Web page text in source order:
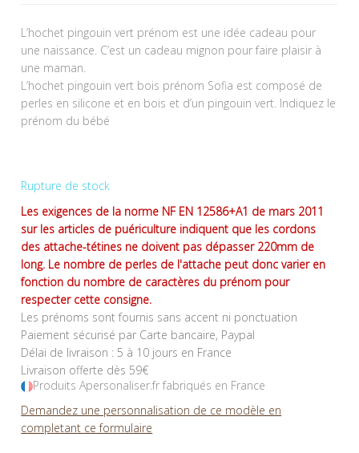
L’hochet pingouin vert prénom est une idée cadeau pour
une naissance. C’est un cadeau mignon pour faire plaisir à
une maman.
L’hochet pingouin vert bois prénom Sofia est composé de
perles en silicone et en bois et d’un pingouin vert. Indiquez le
prénom du bébé
Rupture de stock
Les exigences de la norme NF EN 12586+A1 de mars 2011
sur les articles de puériculture indiquent que les cordons
des attache-tétines ne doivent pas dépasser 220mm de
long. Le nombre de perles de l'attache peut donc varier en
fonction du nombre de caractères du prénom pour
respecter cette consigne.
Les prénoms sont fournis sans accent ni ponctuation
Paiement sécurisé par Carte bancaire, Paypal
Délai de livraison : 5 à 10 jours en France
Livraison offerte dès 59€
Produits Apersonaliser.fr fabriqués en France
Demandez une personnalisation de ce modèle en
completant ce formulaire